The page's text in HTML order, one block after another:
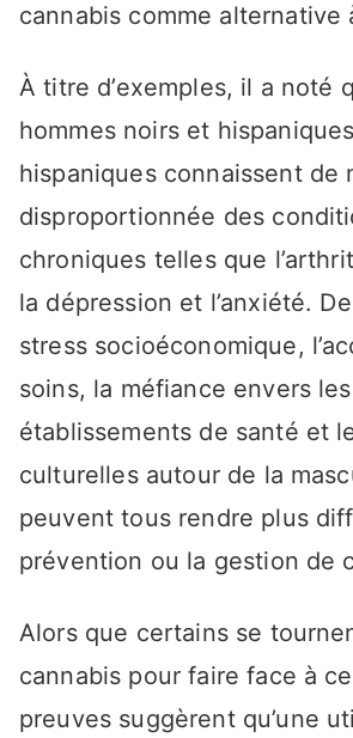
cannabis comme alternative
À titre d’exemples, il a noté
hommes noirs et
hispaniques connaissent de
disproportionnée des
chroniques telles que
la dépression et l’anxiété.
stress socioéconomique,
soins, la méfiance envers les
établissements de santé et
culturelles autour de la
peuvent tous rendre plus
prévention ou la gestion de
Alors que certains se
cannabis pour faire face à
preuves suggèrent qu’une